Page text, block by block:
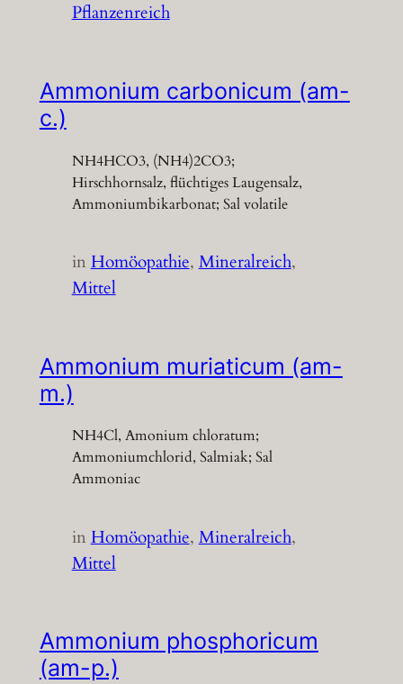
Pflanzenreich
Ammonium carbonicum (am-
c.)
NH4HCO3, (NH4)2CO3;
Hirschhornsalz, flüchtiges Laugensalz,
Ammoniumbikarbonat; Sal volatile
inHomöopathie, Mineralreich
Mittel
Ammonium muriaticum (am-
m.)
NH4Cl, Amonium chloratum;
Ammoniumchlorid, Salmiak; Sal
Ammoniac
inHomöopathie, Mineralreich
Mittel
Ammonium phosphoricum
(am-p.)